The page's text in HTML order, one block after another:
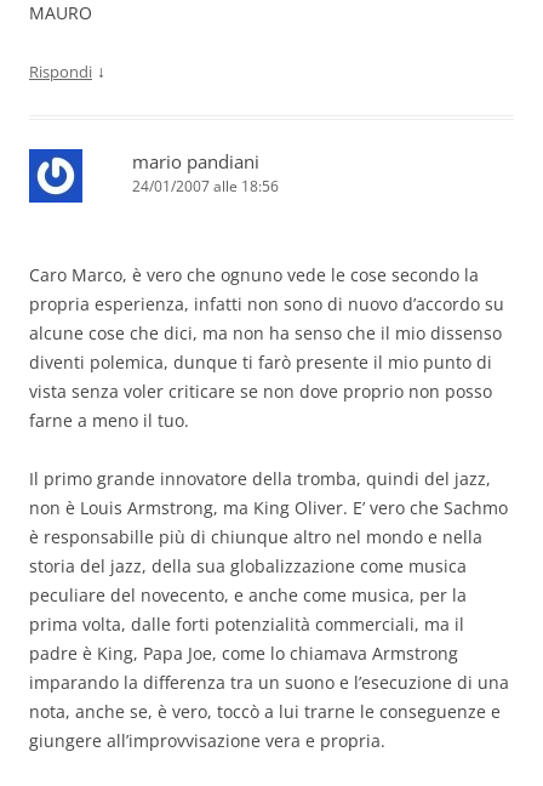
MAURO
Rispondi ↓
mario pandiani
24/01/2007 alle 18:56
Caro Marco, è vero che ognuno vede le cose secondo la
propria esperienza, infatti non sono di nuovo d’accordo su
alcune cose che dici, ma non ha senso che il mio dissenso
diventi polemica, dunque ti farò presente il mio punto di
vista senza voler criticare se non dove proprio non posso
farne a meno il tuo.
Il primo grande innovatore della tromba, quindi del jazz,
non è Louis Armstrong, ma King Oliver. E’ vero che Sachmo
è responsabille più di chiunque altro nel mondo e nella
storia del jazz, della sua globalizzazione come musica
peculiare del novecento, e anche come musica, per la
prima volta, dalle forti potenzialità commerciali, ma il
padre è King, Papa Joe, come lo chiamava Armstrong
imparando la differenza tra un suono e l’esecuzione di una
nota, anche se, è vero, toccò a lui trarne le conseguenze e
giungere all’improvvisazione vera e propria.